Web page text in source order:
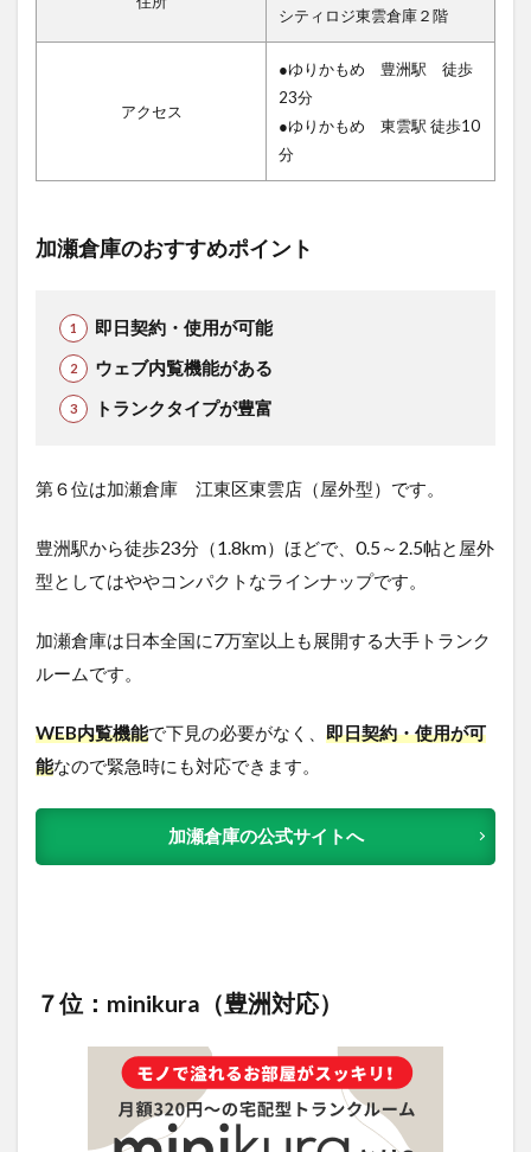
シティロジ東雲倉庫２階
アクセス
●ゆりかもめ 豊洲駅 徒歩
23分
●ゆりかもめ 東雲駅 徒歩10
分
加瀬倉庫のおすすめポイント
即日契約・使用が可能
ウェブ内覧機能がある
トランクタイプが豊富
第６位は加瀬倉庫 江東区東雲店（屋外型）です。
豊洲駅から徒歩23分（1.8km）ほどで、0.5～2.5帖と屋外
型としてはややコンパクトなラインナップです。
加瀬倉庫は日本全国に7万室以上も展開する大手トランク
ルームです。
WEB内覧機能で下見の必要がなく、 即日契約・使用が可
能なので緊急時にも対応できます。
加瀬倉庫の公式サイトへ
７位：minikura（豊洲対応）